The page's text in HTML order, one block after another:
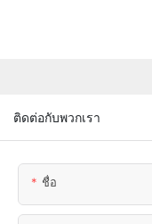
ติดต่อกับพวกเรา
ชื่อ